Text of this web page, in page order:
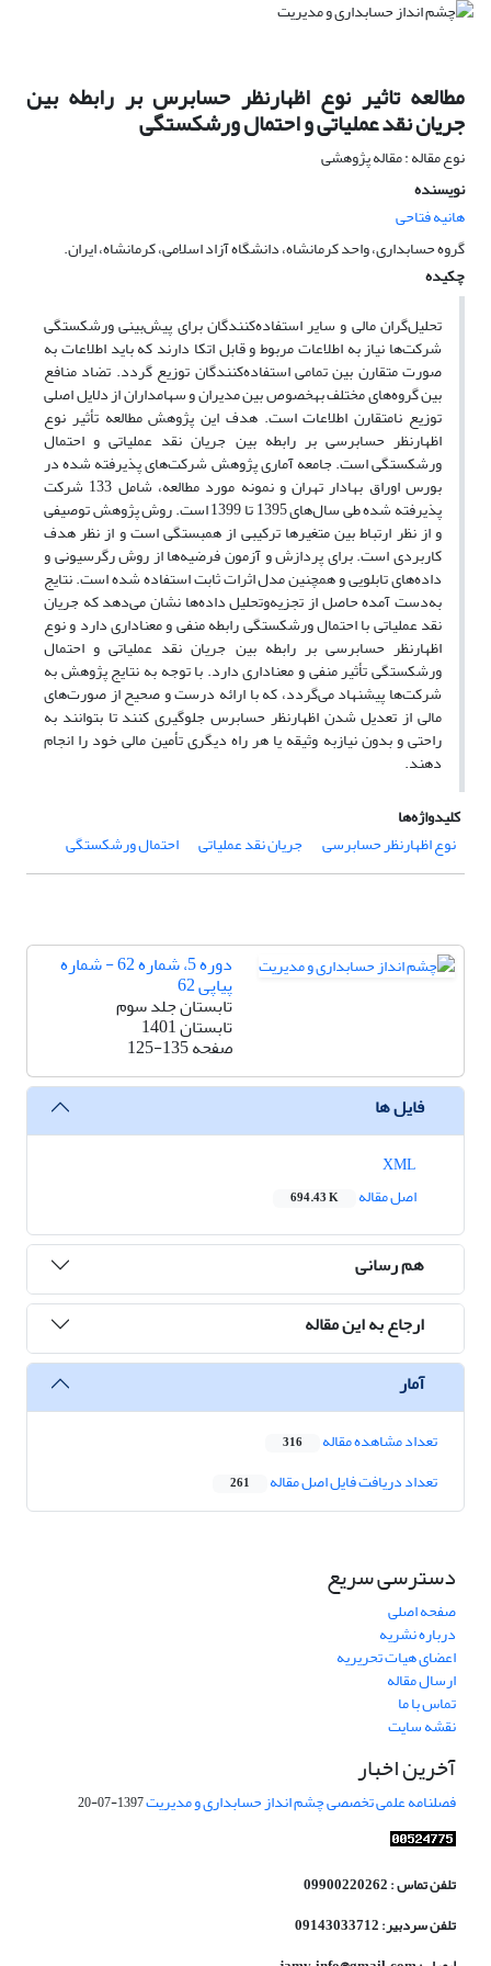
مطالعه تاثیر نوع اظهارنظر حسابرس بر رابطه بین
جریان نقد عملیاتی و احتمال ورشکستگی
نوع مقاله : مقاله پژوهشی
نویسنده
هانیه فتاحی
گروه حسابداری، واحد کرمانشاه، دانشگاه آزاد اسلامی، کرمانشاه، ایران.
چکیده
تحلیل‌گران مالی و سایر استفاده‌کنندگان برای پیش‌بینی ورشکستگی
شرکت‌ها نیاز به اطلاعات مربوط و قابل اتکا دارند که باید اطلاعات به
صورت متقارن بین تمامی استفاده‌کنندگان توزیع گردد. تضاد منافع
بین گروه‌های مختلف بهخصوص بین مدیران و سهامداران از دلایل اصلی
توزیع نامتقارن اطلاعات است. هدف این پژوهش مطالعه تأثیر نوع
اظهارنظر حسابرسی بر رابطه بین جریان نقد عملیاتی و احتمال
ورشکستگی است. جامعه آماری پژوهش شرکت‌های پذیرفته شده در
بورس اوراق بهادار تهران و نمونه مورد مطالعه، شامل 133 شرکت
پذیرفته شده طی سال‌های 1395 تا 1399 است. روش پژوهش توصیفی
و از نظر ارتباط بین متغیرها ترکیبی از همبستگی است و از نظر هدف
کاربردی است. برای پردازش و آزمون فرضیه‌ها از روش رگرسیونی و
داده‌های تابلویی و همچنین مدل اثرات ثابت استفاده شده است. نتایج
به‌دست آمده حاصل از تجزیه‌وتحلیل داده‌ها نشان می‌دهد که جریان
نقد عملیاتی با احتمال ورشکستگی رابطه منفی و معناداری دارد و نوع
اظهارنظر حسابرسی بر رابطه بین جریان نقد عملیاتی و احتمال
ورشکستگی تأثیر منفی و معناداری دارد. با توجه به نتایج پژوهش به
شرکت‌ها پیشنهاد می‌گردد، که با ارائه درست و صحیح از صورت‌های
مالی از تعدیل شدن اظهارنظر حسابرس جلوگیری کنند تا بتوانند به
راحتی و بدون نیازبه وثیقه یا هر راه دیگری تأمین مالی خود را انجام
دهند.
کلیدواژه‌ها
نوع اظهارنظر حسابرسی
جریان نقد عملیاتی احتمال ورشکستگی
دوره 5، شماره 62 - شماره
پیاپی 62
تابستان جلد سوم
تابستان 1401
صفحه125-135
فایل ها
اصل مقاله
694.43 K
هم رسانی
ارجاع به این مقاله
آمار
تعداد مشاهده مقاله 316
تعداد دریافت فایل اصل مقاله 261
دسترسی سریع
صفحه اصلی
درباره نشریه
اعضای هیات تحریریه
ارسال مقاله
تماس با ما
نقشه سایت
آخرین اخبار
فصلنامه علمی تخصصی چشم انداز حسابداری و مدیریت1397-07-20
تلفن تماس : 09900220262
تلفن سردبیر: 09143033712